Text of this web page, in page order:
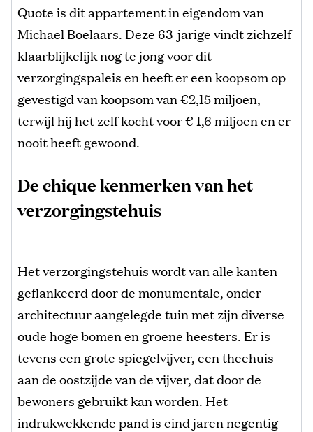
Quote is dit appartement in eigendom van
Michael Boelaars. Deze 63-jarige vindt zichzelf
klaarblijkelijk nog te jong voor dit
verzorgingspaleis en heeft er een koopsom op
gevestigd van koopsom van €2,15 miljoen,
terwijl hij het zelf kocht voor € 1,6 miljoen en er
nooit heeft gewoond.
De chique kenmerken van het
verzorgingstehuis
Het verzorgingstehuis wordt van alle kanten
geflankeerd door de monumentale, onder
architectuur aangelegde tuin met zijn diverse
oude hoge bomen en groene heesters. Er is
tevens een grote spiegelvijver, een theehuis
aan de oostzijde van de vijver, dat door de
bewoners gebruikt kan worden. Het
indrukwekkende pand is eind jaren negentig